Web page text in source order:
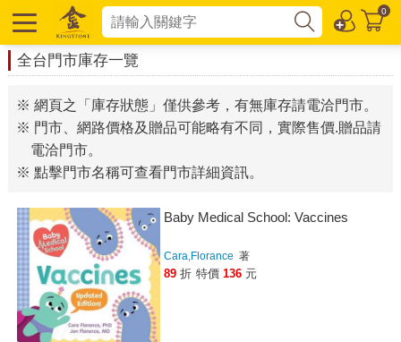
0
全台門市庫存一覽
※ 網頁之「庫存狀態」僅供參考，有無庫存請電洽門市。
※ 門市、網路價格及贈品可能略有不同，實際售價.贈品請
電洽門市。
※ 點擊門市名稱可查看門市詳細資訊。
Baby Medical School: Vaccines
Cara,Florance 著
89 折 特價 136 元